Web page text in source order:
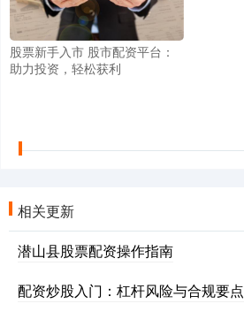
股票新手入市 股市配资平台：
助力投资，轻松获利
相关更新
潜山县股票配资操作指南
配资炒股入门：杠杆风险与合规要点